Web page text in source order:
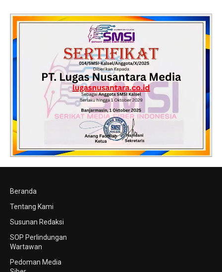
Beranda
Tentang Kami
Susunan Redaksi
SOP Perlindungan
Wartawan
Pedoman Media